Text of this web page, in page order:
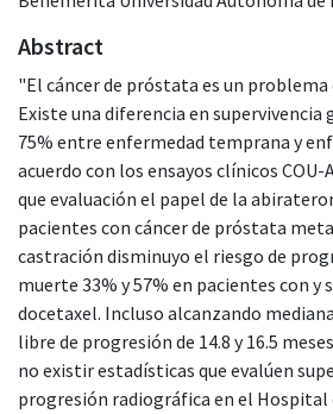
Abstract
"El cáncer de próstata es un problema
Existe una diferencia en supervivencia
75% entre enfermedad temprana y
acuerdo con los ensayos clínicos COU-
que evaluación el papel de la
pacientes con cáncer de próstata
castración disminuyo el riesgo de
muerte 33% y 57% en pacientes con y
docetaxel. Incluso alcanzando
libre de progresión de 14.8 y 16.5
no existir estadísticas que evalúen
progresión radiográfica en el Hospital